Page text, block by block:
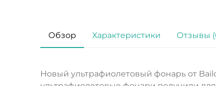
Обзор Характеристики Отзывы
Новый ультрафиолетовый фонарь от